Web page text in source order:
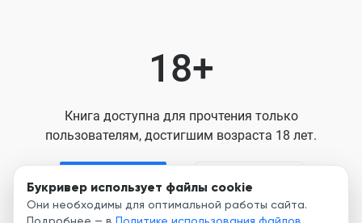
Букривер использует файлы cookie
Они необходимы для оптимальной работы сайта.
18+
Книга доступна для прочтения только
пользователям, достигшим возраста 18 лет.